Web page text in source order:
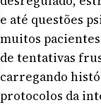
e até questões
muitos
de tentativas
carregando
protocolos da